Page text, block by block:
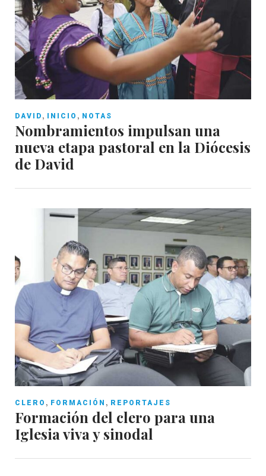
DAVID , INICIO , NOTAS
Nombramientos impulsan una
nueva etapa pastoral en la Diócesis
de David
CLERO , FORMACIÓN , REPORTAJES
Formación del clero para una
Iglesia viva y sinodal